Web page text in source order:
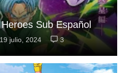
Sub Español
19 julio, 2024 3